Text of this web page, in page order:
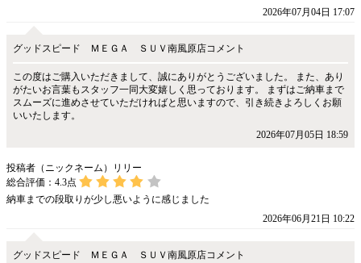
2026年07月04日 17:07
グッドスピード ＭＥＧＡ ＳＵＶ南風原店コメント
この度はご購入いただきまして、誠にありがとうございました。 また、あり
がたいお言葉もスタッフ一同大変嬉しく思っております。 まずはご納車まで
スムーズに進めさせていただければと思いますので、引き続きよろしくお願
いいたします。
2026年07月05日 18:59
投稿者（ニックネーム）リリー
総合評価： 4.3点
納車までの段取りが少し悪いように感じました
2026年06月21日 10:22
グッドスピード ＭＥＧＡ ＳＵＶ南風原店コメント